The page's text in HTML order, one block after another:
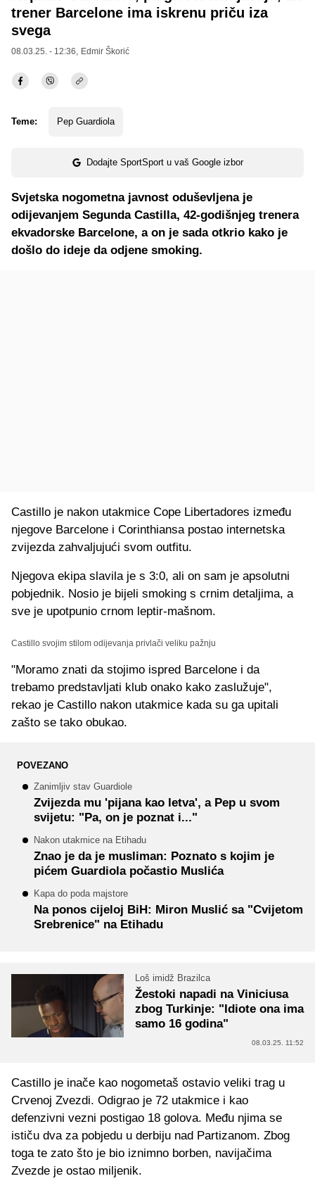
trener Barcelone ima iskrenu priču iza
svega
08.03.25. - 12:36, Edmir Škorić
Teme: Pep Guardiola
Dodajte SportSport u vaš Google izbor
Svjetska nogometna javnost oduševljena je
odijevanjem Segunda Castilla, 42-godišnjeg trenera
ekvadorske Barcelone, a on je sada otkrio kako je
došlo do ideje da odjene smoking.
Castillo je nakon utakmice Cope Libertadores između
njegove Barcelone i Corinthiansa postao internetska
zvijezda zahvaljujući svom outfitu.
Njegova ekipa slavila je s 3:0, ali on sam je apsolutni
pobjednik. Nosio je bijeli smoking s crnim detaljima, a
sve je upotpunio crnom leptir-mašnom.
Castillo svojim stilom odijevanja privlači veliku pažnju
"Moramo znati da stojimo ispred Barcelone i da
trebamo predstavljati klub onako kako zaslužuje",
rekao je Castillo nakon utakmice kada su ga upitali
zašto se tako obukao.
POVEZANO
Zanimljiv stav Guardiole
Zvijezda mu 'pijana kao letva', a Pep u svom
svijetu: "Pa, on je poznat i..."
Nakon utakmice na Etihadu
Znao je da je musliman: Poznato s kojim je
pićem Guardiola počastio Muslića
Kapa do poda majstore
Na ponos cijeloj BiH: Miron Muslić sa "Cvijetom
Srebrenice" na Etihadu
Loš imidž Brazilca
Žestoki napadi na Viniciusa
zbog Turkinje: "Idiote ona ima
samo 16 godina"
08.03.25. 11:52
Castillo je inače kao nogometaš ostavio veliki trag u
Crvenoj Zvezdi. Odigrao je 72 utakmice i kao
defenzivni vezni postigao 18 golova. Među njima se
ističu dva za pobjedu u derbiju nad Partizanom. Zbog
toga te zato što je bio iznimno borben, navijačima
Zvezde je ostao miljenik.